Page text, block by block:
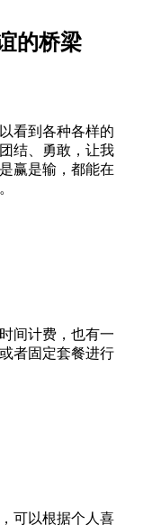
的桥梁
看到各种各样的
结、勇敢，让我
赢是输，都能在
间计费，也有一
者固定套餐进行
可以根据个人喜